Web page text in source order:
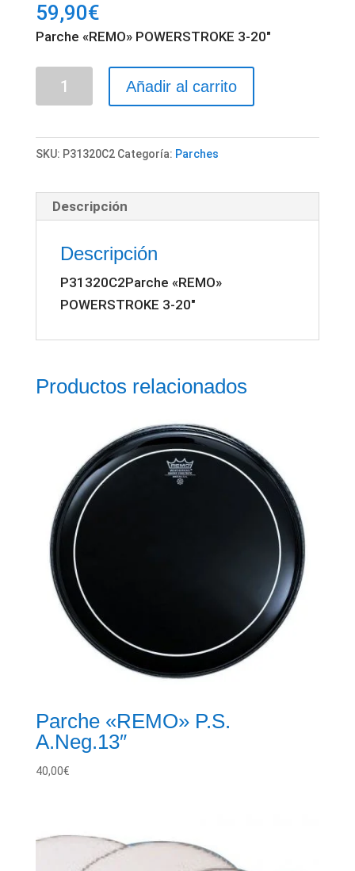
59,90€
Parche «REMO» POWERSTROKE 3-20″
Parche
cantidad
Añadir al carrito
SKU: P31320C2 Categoría: Parches
Descripción
Descripción
P31320C2Parche «REMO»
POWERSTROKE 3-20″
Productos relacionados
Parche «REMO» P.S.
A.Neg.13″
40,00€